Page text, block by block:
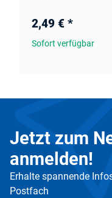
2,49 € *
Sofort verfügbar
Jetzt zum
anmelden!
Erhalte spannende
Postfach